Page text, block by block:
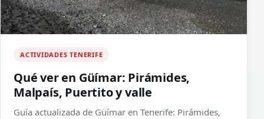
ACTIVIDADES TENERIFE
Qué ver en Güímar: Pirámides,
Malpaís, Puertito y valle
Guía actualizada de Güímar en Tenerife: Pirámides,